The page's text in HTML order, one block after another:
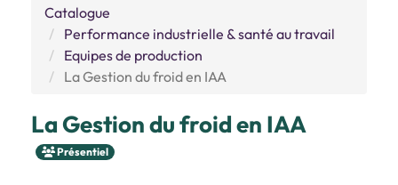
Catalogue
Performance industrielle & santé au travail
Equipes de production
La Gestion du froid en IAA
La Gestion du froid en IAA
Présentiel